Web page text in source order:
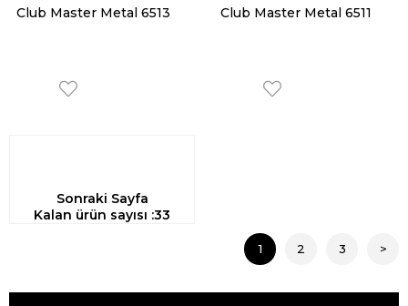
Club Master Metal 6513 Club Master Metal 6511
Sonraki Sayfa
Kalan ürün sayısı :33
1 2 3 >